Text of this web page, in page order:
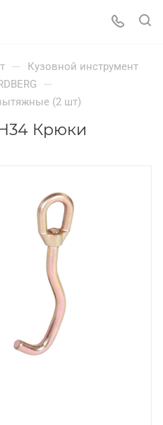
— Кузовной инструмент
—
(2 шт)
Крюки